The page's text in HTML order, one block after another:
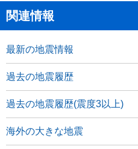
関連情報
最新の地震情報
過去の地震履歴
過去の地震履歴(震度3以上)
海外の大きな地震